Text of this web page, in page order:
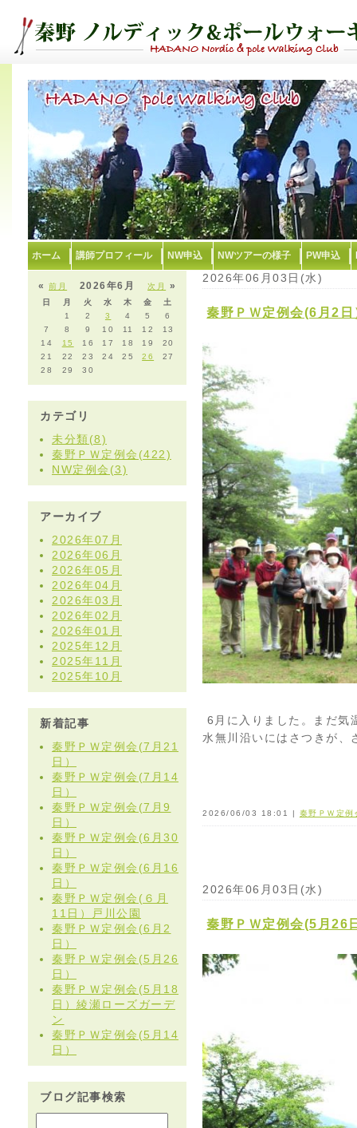
ホーム 講師プロフィール NW申込 NWツアーの様子 PW申込
«前月 次月 »
2026年6月
日 月 火 水 木 金
土
1
2 3 4 5
6
7
8 9 10 11 12
13
14
15 16 17 18 19
20
21
22 23 24 25 26
27
28
29 30
カテゴリ
未分類(8)
秦野ＰＷ定例会(422)
NW定例会(3)
アーカイブ
2026年07月
2026年06月
2026年05月
2026年04月
2026年03月
2026年02月
2026年01月
2025年12月
2025年11月
2025年10月
新着記事
秦野ＰＷ定例会(7月21
日）
秦野ＰＷ定例会(7月14
日）
秦野ＰＷ定例会(7月9
日）
秦野ＰＷ定例会(6月30
日）
秦野ＰＷ定例会(6月16
日）
秦野ＰＷ定例会(６月
11日）戸川公園
秦野ＰＷ定例会(6月2
日）
秦野ＰＷ定例会(5月26
日）
秦野ＰＷ定例会(5月18
日）綾瀬ローズガーデ
ン
秦野ＰＷ定例会(5月14
日）
ブログ記事検索
2026年06月03日(水)
秦野ＰＷ定例会(6月2日
6月に入りました。まだ気
水無川沿いにはさつきが、
2026/06/03 18:01 | 秦野ＰＷ定例
2026年06月03日(水)
秦野ＰＷ定例会(5月26